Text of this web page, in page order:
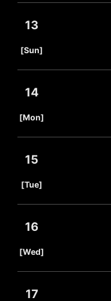
13
[Sun]
14
[Mon]
15
[Tue]
16
[Wed]
17